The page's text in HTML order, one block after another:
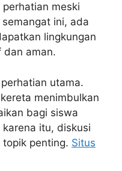
meski
ini, ada
lingkungan
dan aman.
utama.
menimbulkan
bagi siswa
itu, diskusi
penting. Situs